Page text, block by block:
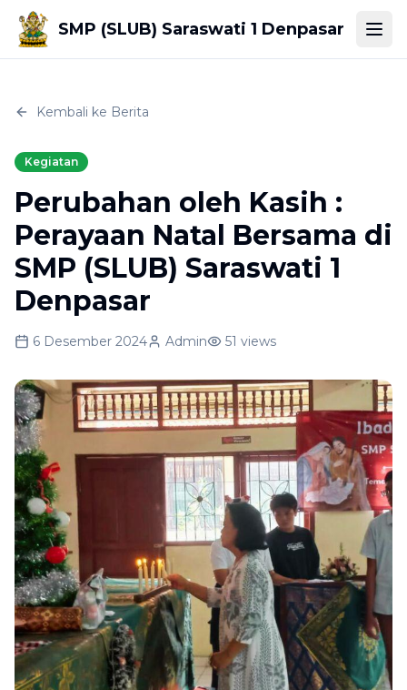
SMP (SLUB) Saraswati 1 Denpasar
Kembali ke Berita
Kegiatan
Perubahan oleh Kasih :
Perayaan Natal Bersama di
SMP (SLUB) Saraswati 1
Denpasar
6 Desember 2024 Admin 51 views